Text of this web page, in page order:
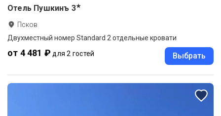
Отель Пушкинъ 3★
Псков
Двухместный номер Standard 2 отдельные кровати
от 4 481 ₽ для 2 гостей Выбрать